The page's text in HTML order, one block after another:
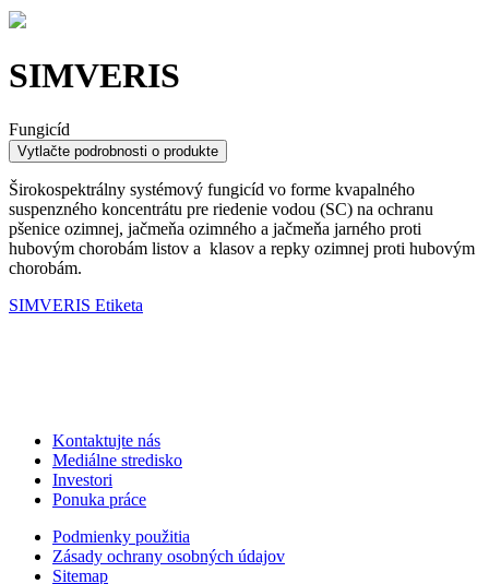
SIMVERIS
Fungicíd
Vytlačte podrobnosti o produkte
Širokospektrálny systémový fungicíd vo forme kvapalného
suspenzného koncentrátu pre riedenie vodou (SC) na ochranu
pšenice ozimnej, jačmeňa ozimného a jačmeňa jarného proti
hubovým chorobám listov a klasov a repky ozimnej proti hubovým
chorobám.
SIMVERIS Etiketa
Kontaktujte nás
Mediálne stredisko
Investori
Ponuka práce
Podmienky použitia
Zásady ochrany osobných údajov
Sitemap